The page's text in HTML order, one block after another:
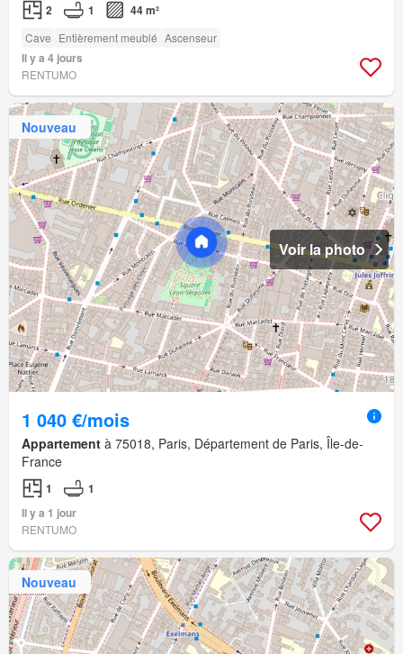
2 1 44 m²
Cave Entièrement meublé Ascenseur
Il y a 4 jours
RENTUMO
Nouveau
Voir la photo
1 040 €/mois
Appartement à 75018, Paris, Département de Paris, Île-de-
France
1
1
Il y a 1 jour
RENTUMO
Nouveau